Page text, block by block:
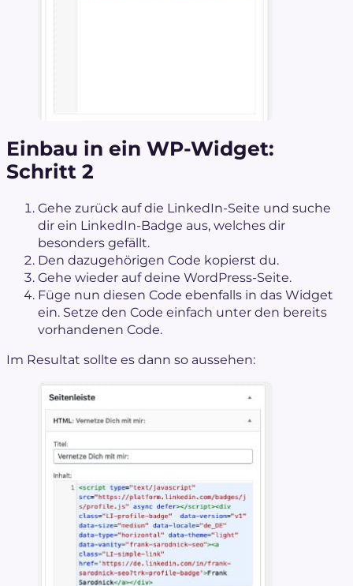
Einbau in ein WP-Widget:
Schritt 2
Gehe zurück auf die LinkedIn-Seite und suche
dir ein LinkedIn-Badge aus, welches dir
besonders gefällt.
Den dazugehörigen Code kopierst du.
Gehe wieder auf deine WordPress-Seite.
Füge nun diesen Code ebenfalls in das Widget
ein. Setze den Code einfach unter den bereits
vorhandenen Code.
Im Resultat sollte es dann so aussehen: